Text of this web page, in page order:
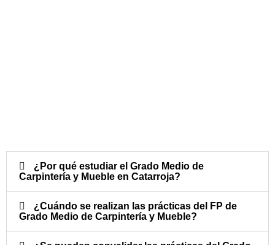
¿Por qué estudiar el Grado Medio de
Carpintería y Mueble en Catarroja?
¿Cuándo se realizan las prácticas del FP de
Grado Medio de Carpintería y Mueble?​